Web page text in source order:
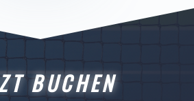
BUCHEN